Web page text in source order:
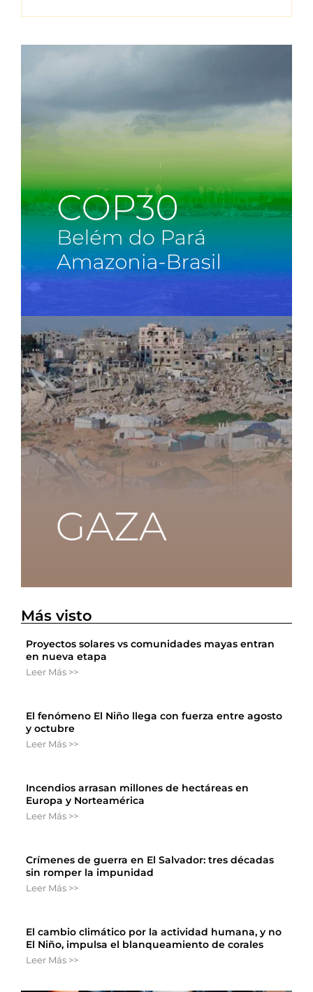
Más visto
Proyectos solares vs comunidades mayas entran
en nueva etapa
Leer Más >>
El fenómeno El Niño llega con fuerza entre agosto
y octubre
Leer Más >>
Incendios arrasan millones de hectáreas en
Europa y Norteamérica
Leer Más >>
Crímenes de guerra en El Salvador: tres décadas
sin romper la impunidad
Leer Más >>
El cambio climático por la actividad humana, y no
El Niño, impulsa el blanqueamiento de corales
Leer Más >>